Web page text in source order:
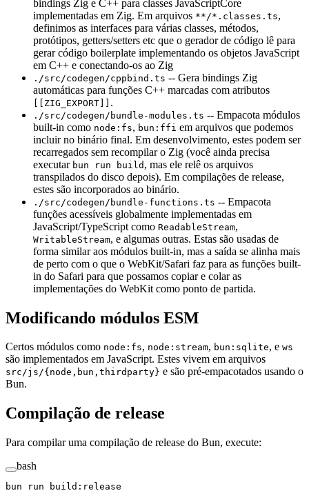
bindings Zig e C++ para classes JavaScriptCore
implementadas em Zig. Em arquivos **/*.classes.ts,
definimos as interfaces para várias classes, métodos,
protótipos, getters/setters etc que o gerador de código lê para
gerar código boilerplate implementando os objetos JavaScript
em C++ e conectando-os ao Zig
./src/codegen/cppbind.ts -- Gera bindings Zig
automáticas para funções C++ marcadas com atributos
[[ZIG_EXPORT]] .
./src/codegen/bundle-modules.ts -- Empacota módulos
built-in como node:fs, bun:ffi em arquivos que podemos
incluir no binário final. Em desenvolvimento, estes podem ser
recarregados sem recompilar o Zig (você ainda precisa
executar bun run build , mas ele relê os arquivos
transpilados do disco depois). Em compilações de release,
estes são incorporados ao binário.
./src/codegen/bundle-functions.ts -- Empacota
funções acessíveis globalmente implementadas em
JavaScript/TypeScript como ReadableStream,
WritableStream, e algumas outras. Estas são usadas de
forma similar aos módulos built-in, mas a saída se alinha mais
de perto com o que o WebKit/Safari faz para as funções built-
in do Safari para que possamos copiar e colar as
implementações do WebKit como ponto de partida.
Modificando módulos ESM
Certos módulos como node:fs, node:stream, bun:sqlite, e ws
são implementados em JavaScript. Estes vivem em arquivos
src/js/{node,bun,thirdparty} e são pré-empacotados usando o
Bun.
Compilação de release
Para compilar uma compilação de release do Bun, execute:
bash
bun run build:release